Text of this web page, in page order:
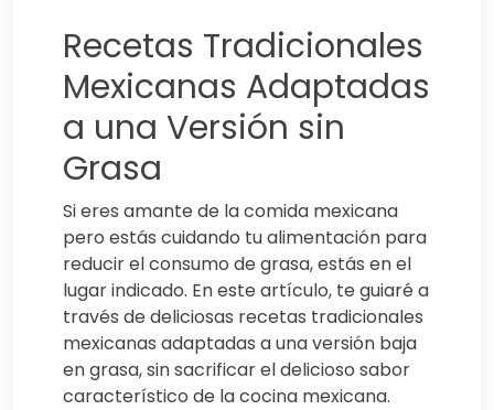
Recetas Tradicionales
Mexicanas Adaptadas
a una Versión sin
Grasa
Si eres amante de la comida mexicana
pero estás cuidando tu alimentación para
reducir el consumo de grasa, estás en el
lugar indicado. En este artículo, te guiaré a
través de deliciosas recetas tradicionales
mexicanas adaptadas a una versión baja
en grasa, sin sacrificar el delicioso sabor
característico de la cocina mexicana.